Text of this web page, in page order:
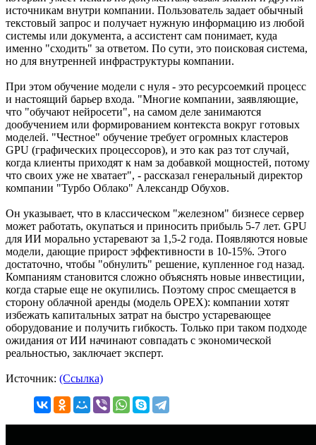
источникам внутри компании. Пользователь задает обычный
текстовый запрос и получает нужную информацию из любой
системы или документа, а ассистент сам понимает, куда
именно "сходить" за ответом. По сути, это поисковая система,
но для внутренней инфраструктуры компании.
При этом обучение модели с нуля - это ресурсоемкий процесс
и настоящий барьер входа. "Многие компании, заявляющие,
что "обучают нейросети", на самом деле занимаются
дообучением или формированием контекста вокруг готовых
моделей. "Честное" обучение требует огромных кластеров
GPU (графических процессоров), и это как раз тот случай,
когда клиенты приходят к нам за добавкой мощностей, потому
что своих уже не хватает", - рассказал генеральный директор
компании "Турбо Облако" Александр Обухов.
Он указывает, что в классическом "железном" бизнесе сервер
может работать, окупаться и приносить прибыль 5-7 лет. GPU
для ИИ морально устаревают за 1,5-2 года. Появляются новые
модели, дающие прирост эффективности в 10-15%. Этого
достаточно, чтобы "обнулить" решение, купленное год назад.
Компаниям становится сложно объяснять новые инвестиции,
когда старые еще не окупились. Поэтому спрос смещается в
сторону облачной аренды (модель OPEX): компании хотят
избежать капитальных затрат на быстро устаревающее
оборудование и получить гибкость. Только при таком подходе
ожидания от ИИ начинают совпадать с экономической
реальностью, заключает эксперт.
Источник: (Ссылка)